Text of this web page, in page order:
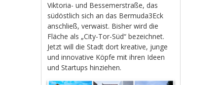
Viktoria- und Bessemerstraße, das
südöstlich sich an das Bermuda3Eck
anschließ, verwaist. Bisher wird die
Fläche als „City-Tor-Süd“ bezeichnet.
Jetzt will die Stadt dort kreative, junge
und innovative Köpfe mit ihren Ideen
und Startups hinziehen.